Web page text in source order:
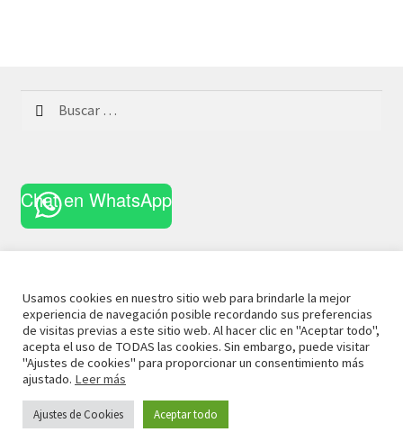
Chat en WhatsApp
© 2021 La Casa CuriosaAviso Legal
Términos y
Condiciones
Política de Privacidad Política de Cookies
Usamos cookies en nuestro sitio web para brindarle la mejor
experiencia de navegación posible recordando sus preferencias
de visitas previas a este sitio web. Al hacer clic en "Aceptar todo",
acepta el uso de TODAS las cookies. Sin embargo, puede visitar
"Ajustes de cookies" para proporcionar un consentimiento más
ajustado. Leer más
Ajustes de Cookies Aceptar todo